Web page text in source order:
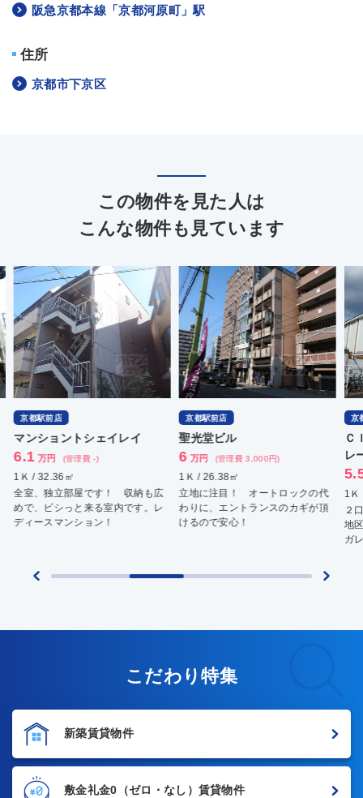
阪急京都本線「京都河原町」駅
住所
京都市下京区
この物件を見た人は
こんな物件も見ています
京都駅前店
マンショントシェイレイ
6.1 万円 (管理費 -)
1Ｋ / 32.36㎡
全室、独立部屋です！ 収納も広
めで、ビシっと来る室内です。レ
ディースマンション！
京都駅前店
聖光堂ビル
6 万円 (管理費 3,000円)
1Ｋ / 26.38㎡
立地に注目！ オートロックの代
わりに、エントランスのカギが頂
けるので安心！
京
Ｃ
レ
5.5
1Ｋ
２
地
ガ
こだわり特集
新築賃貸物件
敷金礼金0 （ゼロ・なし）賃貸物件